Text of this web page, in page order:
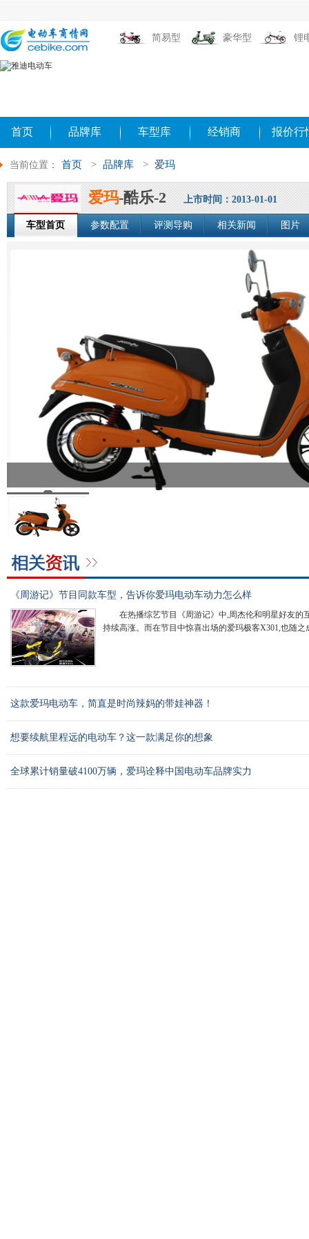
简易型 豪华型 锂
首页 品牌库 车型库 经销商 报价行
当前位置： 首页 > 品牌库 > 爱玛
爱玛-酷乐-2 上市时间：2013-01-01
车型首页 参数配置 评测导购 相关新闻 图片
《周游记》节目同款车型，告诉你爱玛电动车动力怎么样
在热播综艺节目《周游记》中,周杰伦和明星好友的
持续高涨。而在节目中惊喜出场的爱玛极客X301,也随之
这款爱玛电动车，简直是时尚辣妈的带娃神器！
想要续航里程远的电动车？这一款满足你的想象
全球累计销量破4100万辆，爱玛诠释中国电动车品牌实力